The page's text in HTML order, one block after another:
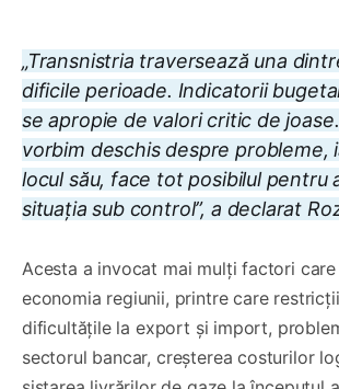
„Transnistria traversează una
dificile perioade. Indicatorii
se apropie de valori critic de
vorbim deschis despre probleme,
locul său, face tot posibilul pentru
situația sub control”, a declarat
Acesta a invocat mai mulți factori
economia regiunii, printre care
dificultățile la export și import,
sectorul bancar, creșterea costurilor